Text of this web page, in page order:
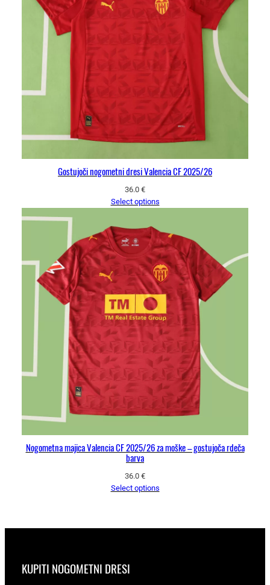
Gostujoči nogometni dresi Valencia CF 2025/26
36.0 €
Select options
Nogometna majica Valencia CF 2025/26 za moške – gostujoča rdeča
barva
36.0 €
Select options
KUPITI NOGOMETNI DRESI